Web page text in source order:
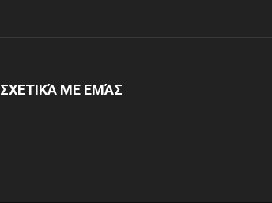
ΣΧΕΤΙΚΆ ΜΕ ΕΜΆΣ